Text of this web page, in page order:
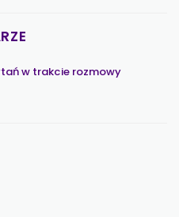
w trakcie rozmowy